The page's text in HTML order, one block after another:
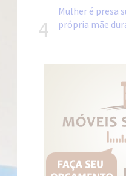
4
Mulher é presa
própria mãe